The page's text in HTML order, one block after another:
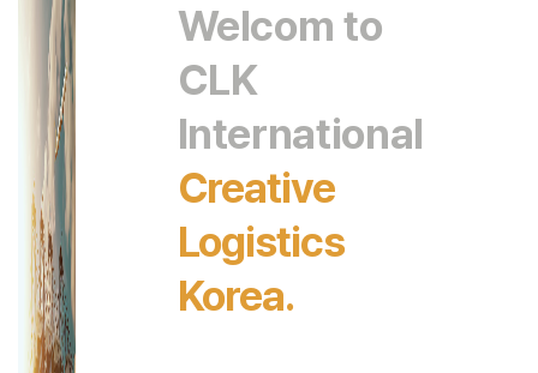
Welcom to
CLK
International
Creative
Logistics
Korea.